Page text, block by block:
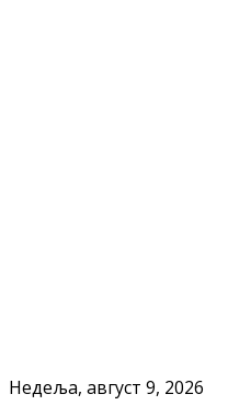
Недеља, август 9, 2026